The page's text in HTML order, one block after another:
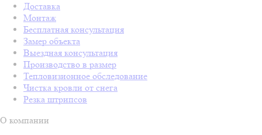
Доставка
Монтаж
Бесплатная консультация
Замер объекта
Выездная консультация
Производство в размер
Тепловизионное обследование
Чистка кровли от снега
Резка штрипсов
О компании